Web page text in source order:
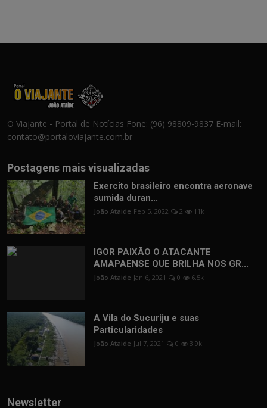
O Viajante - Portal de Notícias Fone: (96) 98809-9837 E-mail:
contato@portaloviajante.com.br
Postagens mais visualizadas
Exercito brasileiro encontra aeronave
sumida duran...
João Ataide Feb 5, 2022 2 11k
IGOR PAIXÃO O ATACANTE
AMAPAENSE QUE BRILHA NOS GR...
João Ataide Jan 6, 2021 0 6.5k
A Vila do Sucuriju e suas
Particularidades
João Ataide Jul 7, 2021 0 3.9k
Newsletter